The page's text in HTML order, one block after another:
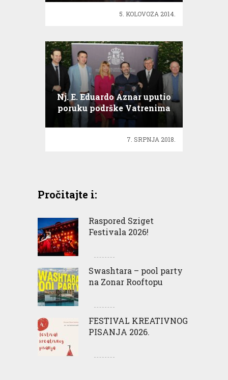
5. KOLOVOZA 2014.
Nj. E. Eduardo Aznar uputio
poruku podrške Vatrenima
na SP u Rusiji
7. SRPNJA 2018.
Pročitajte i:
Raspored Sziget
Festivala 2026!
Swashtara – pool party
na Zonar Rooftopu
FESTIVAL KREATIVNOG
PISANJA 2026.